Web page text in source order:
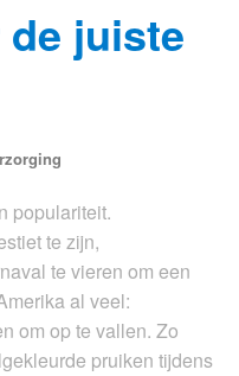
de juiste
populariteit.
te zijn,
te vieren om een
al veel:
om op te vallen. Zo
pruiken tijdens